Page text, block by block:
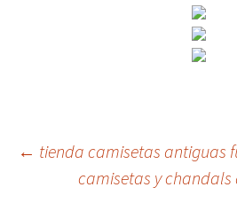
Navegación
← tienda camisetas antiguas
camisetas y